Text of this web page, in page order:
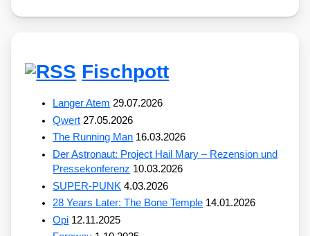
Fischpott
Langer Atem 29.07.2026
Qwert 27.05.2026
The Running Man 16.03.2026
Der Astronaut: Project Hail Mary – Rezension und
Pressekonferenz 10.03.2026
SUPER-PUNK 4.03.2026
28 Years Later: The Bone Temple 14.01.2026
Opi 12.11.2025